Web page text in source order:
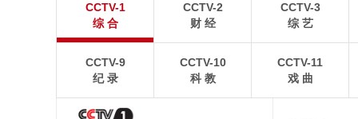
二号悬崖电梯“扶摇梯”近日正式投运，将山乡学子单
程3个多小时的求学路缩减至30分钟。
瓦屋山雄浑平顶与峨
CCTV-1
综 合
CCTV-2
财 经
CCTV-3
综 艺
CCTV-9
纪 录
CCTV-10
科 教
CCTV-11
戏 曲